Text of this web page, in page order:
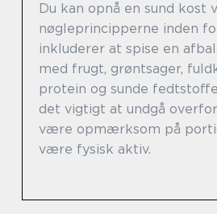
Du kan opnå en sund kost
nøgleprincipperne inden
inkluderer at spise en
med frugt, grøntsager,
protein og sunde
det vigtigt at undgå
være opmærksom på
være fysisk aktiv.